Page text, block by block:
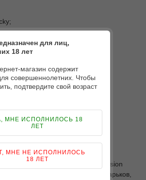
50/50.
и ароматизатором;
Lucky Lemonade Mango Passion
доставку по Киеву и Украине: Харьков,
для лиц,
18 лет
магазин содержит
совершеннолетних. Чтобы
подтвердите свой возраст
МНЕ ИСПОЛНИЛОСЬ 18
ЛЕТ
МНЕ НЕ ИСПОЛНИЛОСЬ
18 ЛЕТ